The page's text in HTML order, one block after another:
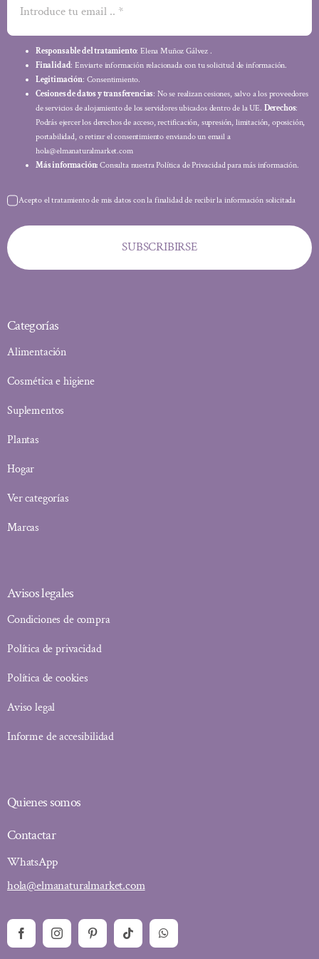
Responsable del tratamiento: Elena Muñoz Gálvez .
Finalidad: Enviarte información relacionada con tu solicitud de información.
Legitimación: Consentimiento.
Cesiones de datos y transferencias: No se realizan cesiones, salvo a los proveedores
de servicios de alojamiento de los servidores ubicados dentro de la UE. Derechos:
Podrás ejercer los derechos de acceso, rectificación, supresión, limitación, oposición,
portabilidad, o retirar el consentimiento enviando un email a
hola@elmanaturalmarket.com
Más información: Consulta nuestra Política de Privacidad para más información.
Acepto el tratamiento de mis datos con la finalidad de recibir la información solicitada
SUBSCRIBIRSE
Categorías
Alimentación
Cosmética e higiene
Suplementos
Plantas
Hogar
Ver categorías
Marcas
Avisos legales
Condiciones de compra
Política de privacidad
Política de cookies
Aviso legal
Informe de accesibilidad
Quienes somos
Contactar
WhatsApp
hola@elmanaturalmarket.com